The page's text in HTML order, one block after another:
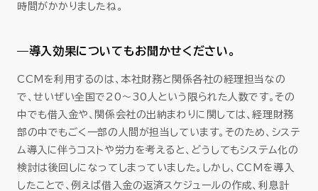
時間がかかりましたね。
—導入効果についてもお聞かせください。
CCMを利用するのは、本社財務と関係各社の経理担当なの
で、せいぜい全国で20～30人という限られた人数です。その
中でも借入金や、関係会社の出納まわりに関しては、経理財務
部の中でもごく一部の人間が担当しています。そのため、システ
ム導入に伴うコストや労力を考えると、どうしてもシステム化の
検討は後回しになってしまっていました。しかし、CCMを導入
したことで、例えば借入金の返済スケジュールの作成、利息計